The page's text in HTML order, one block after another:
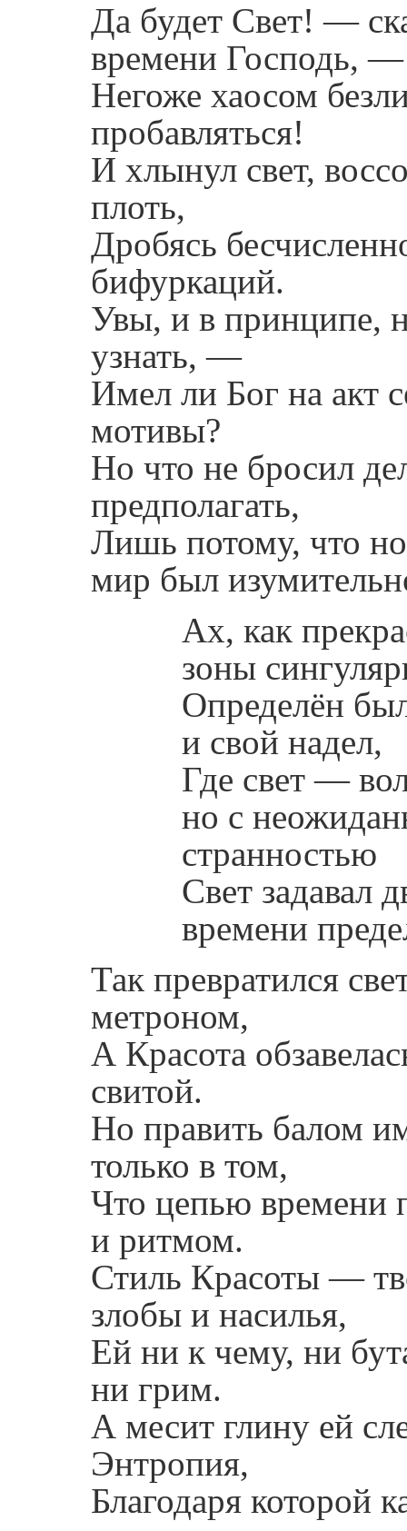
Да будет Свет! —
времени Господь, —
Негоже хаосом
пробавляться!
И хлынул свет,
плоть,
Дробясь
бифуркаций.
Увы, и в принципе,
узнать, —
Имел ли Бог на акт
мотивы?
Но что не бросил
предполагать,
Лишь потому, что
мир был
Ах, как
зоны
Определён
и свой надел,
Где свет —
но с
странностью
Свет задавал
времени
Так превратился
метроном,
А Красота
свитой.
Но править балом
только в том,
Что цепью времени
и ритмом.
Стиль Красоты —
злобы и насилья,
Ей ни к чему, ни
ни грим.
А месит глину ей
Энтропия,
Благодаря которой